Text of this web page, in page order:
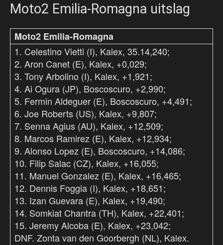
Moto2 Emilia-Romagna uitslag
Moto2 Emilia-Romagna
1. Celestino Vietti (I), Kalex, 35.14,240;
2. Aron Canet (E), Kalex, +0,029;
3. Tony Arbolino (I), Kalex, +1,921;
4. Ai Ogura (JP), Boscoscuro, +2,990;
5. Fermin Aldeguer (E), Boscoscuro, +4,491;
6. Joe Roberts (US), Kalex, +9,807;
7. Senna Agius (AU), Kalex, +12,509;
8. Marcos Ramirez (E), Kalex, +12,934;
9. Alonso Lopez (E), Boscoscuro, +14,086;
10. Filip Salac (CZ), Kalex, +16,055;
11. Manuel Gonzalez (E), Kalex, +16,465;
12. Dennis Foggia (I), Kalex, +18,651;
13. Izan Guevara (E), Kalex, +19,490;
14. Somkiat Chantra (TH), Kalex, +22,401;
15. Jeremy Alcoba (E), Kalex, +23,042;
DNF. Zonta van den Goorbergh (NL), Kalex.